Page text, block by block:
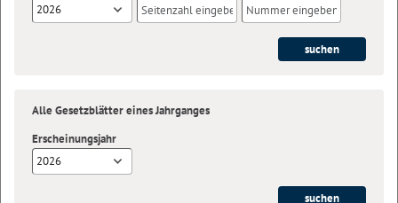
2026
Alle Gesetzblätter eines Jahrganges
Erscheinungsjahr
2026